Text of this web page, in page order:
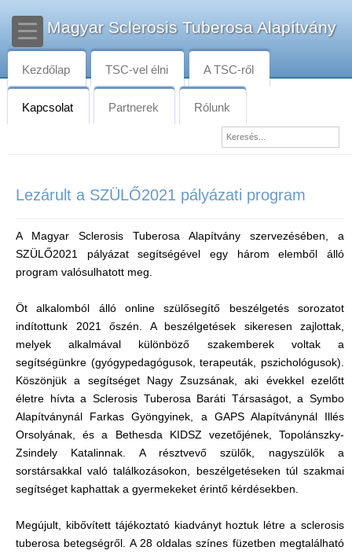
Magyar Sclerosis Tuberosa Alapítvány
Kezdőlap TSC-vel élni A TSC-ről
Kapcsolat Partnerek Rólunk
Lezárult a SZÜLŐ2021 pályázati program
A Magyar Sclerosis Tuberosa Alapítvány szervezésében, a
SZÜLŐ2021 pályázat segítségével egy három elemből álló
program valósulhatott meg.
Öt alkalomból álló online szülősegítő beszélgetés sorozatot
indítottunk 2021 őszén. A beszélgetések sikeresen zajlottak,
melyek alkalmával különböző szakemberek voltak a
segítségünkre (gyógypedagógusok, terapeuták, pszichológusok).
Köszönjük a segítséget Nagy Zsuzsának, aki évekkel ezelőtt
életre hívta a Sclerosis Tuberosa Baráti Társaságot, a Symbo
Alapítványnál Farkas Gyöngyinek, a GAPS Alapítványnál Illés
Orsolyának, és a Bethesda KIDSZ vezetőjének, Topolánszky-
Zsindely Katalinnak. A résztvevő szülők, nagyszülők a
sorstársakkal való találkozásokon, beszélgetéseken túl szakmai
segítséget kaphattak a gyermekeket érintő kérdésekben.
Megújult, kibővített tájékoztató kiadványt hoztuk létre a sclerosis
tuberosa betegségről. A 28 oldalas színes füzetben megtalálható